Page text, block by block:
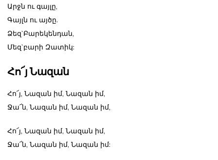
Արջն ու գայլը,
Գայլն ու այծը.
Ձեզ`Բարեկենդան,
Մեզ`բարի Զատիկ:
Հո՜յ Նազան
Հո՜յ, Նազան իմ, Նազան իմ,
Ջա՜ն, Նազան իմ, Նազան իմ,
Հո՜յ, Նազան իմ, Նազան իմ,
Ջա՜ն, Նազան իմ, Նազան իմ: